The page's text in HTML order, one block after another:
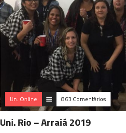
Un. Online 863 Comentários
Uni. Rio – Arraiá 2019